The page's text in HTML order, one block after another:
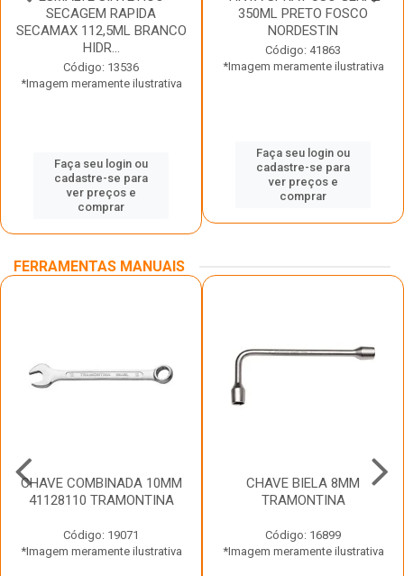
SECAGEM RAPIDA
SECAMAX 112,5ML BRANCO
HIDR...
Código: 13536
*Imagem meramente ilustrativa
Faça seu login ou
cadastre-se para
ver preços e
comprar
350ML PRETO FOSCO
NORDESTIN
Código: 41863
*Imagem meramente ilustrativa
Faça seu login ou
cadastre-se para
ver preços e
comprar
FERRAMENTAS MANUAIS
CHAVE COMBINADA 10MM
41128110 TRAMONTINA
Código: 19071
*Imagem meramente ilustrativa
CHAVE BIELA 8MM
TRAMONTINA
Código: 16899
*Imagem meramente ilustrativa